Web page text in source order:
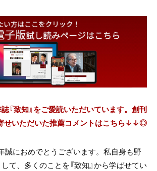
『致知』をご愛読いただいています。創刊
せいただいた推薦コメントはこちら↓↓◎
誠におめでとうございます。私自身も野
て、多くのことを『致知』から学ばせてい